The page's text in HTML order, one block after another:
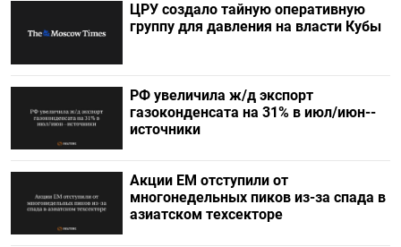
ЦРУ создало тайную оперативную
группу для давления на власти Кубы
РФ увеличила ж/д экспорт
газоконденсата на 31% в июл/июн--
источники
Акции ЕМ отступили от
многонедельных пиков из-за спада в
азиатском техсекторе